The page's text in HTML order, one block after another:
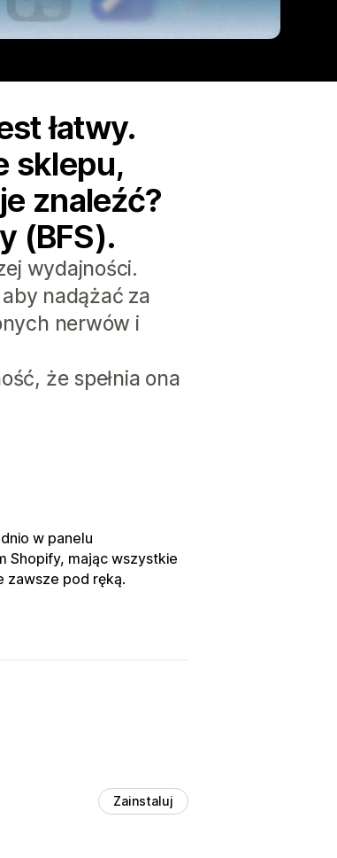
łatwy.
sklepu,
znaleźć?
(BFS).
wydajności.
nadążać za
nerwów i
że spełnia ona
w panelu
Shopify, mając wszystkie
zawsze pod ręką.
Zainstaluj